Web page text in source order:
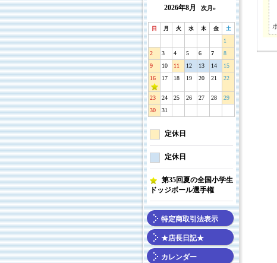
2026年8月 次月»
日 月 火 水 木 金 土
1
2
3 4 5 6 7
8
9
10 11 12 13 14
15
16
17 18 19 20 21 22
23 24 25 26 27 28
29
30
31
定休日
定休日
第35回夏の全国小学生
ドッジボール選手権
特定商取引法表示
★店長日記★
カレンダー